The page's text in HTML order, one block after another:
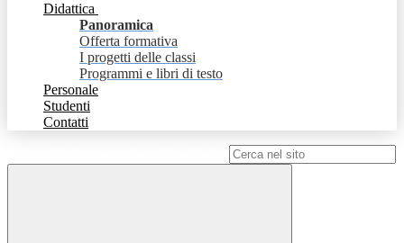
Didattica
Panoramica
Offerta formativa
I progetti delle classi
Programmi e libri di testo
Personale
Studenti
Contatti